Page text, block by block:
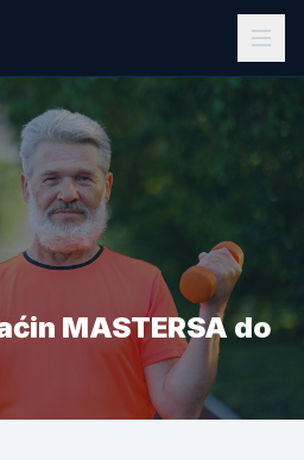
MASTERSA do